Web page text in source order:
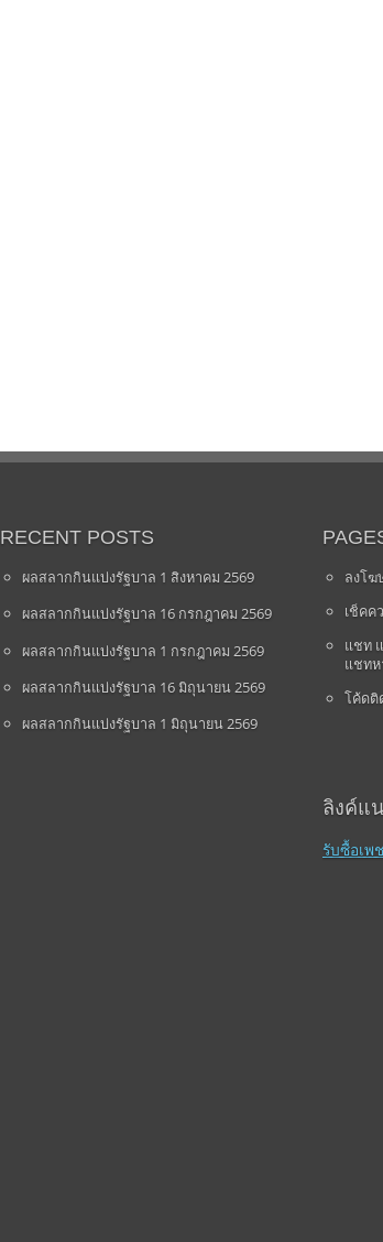
RECENT POSTS
ผลสลากกินแบ่งรัฐบาล 1 สิงหาคม 2569
ผลสลากกินแบ่งรัฐบาล 16 กรกฎาคม 2569
ผลสลากกินแบ่งรัฐบาล 1 กรกฎาคม 2569
ผลสลากกินแบ่งรัฐบาล 16 มิถุนายน 2569
ผลสลากกินแบ่งรัฐบาล 1 มิถุนายน 2569
ลงโ
เช็คค
แชท
แชทห
โค้ดติ
ลิงค์แ
รับซื้อเพ